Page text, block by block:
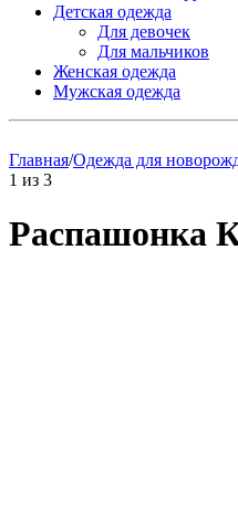
Детская одежда
Для девочек
Для мальчиков
Женская одежда
Мужская одежда
Главная/Одежда для
1 из 3
Распашонка